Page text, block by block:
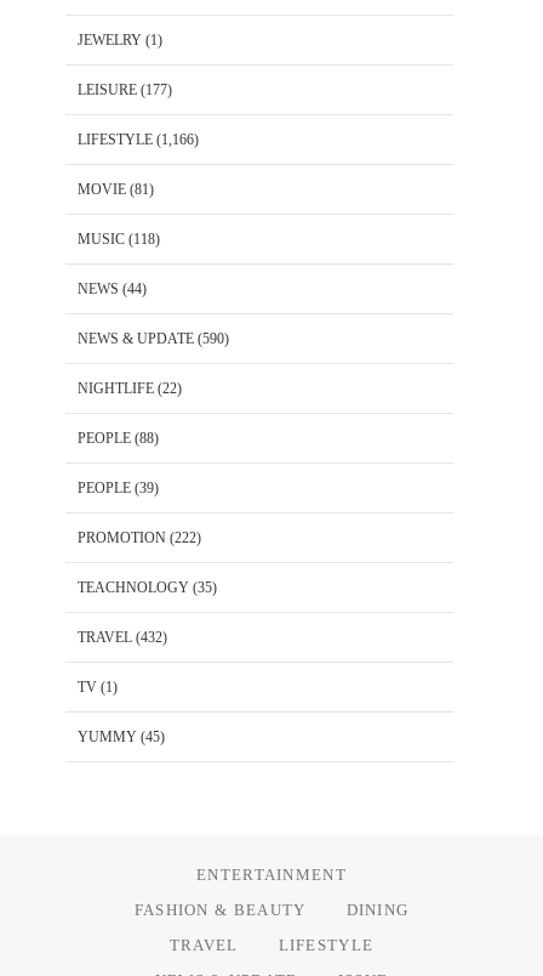
JEWELRY (1)
LEISURE (177)
LIFESTYLE (1,166)
MOVIE (81)
MUSIC (118)
NEWS (44)
NEWS & UPDATE (590)
NIGHTLIFE (22)
PEOPLE (88)
PEOPLE (39)
PROMOTION (222)
TEACHNOLOGY (35)
TRAVEL (432)
TV (1)
YUMMY (45)
ENTERTAINMENT
FASHION & BEAUTY
DINING
TRAVEL
LIFESTYLE